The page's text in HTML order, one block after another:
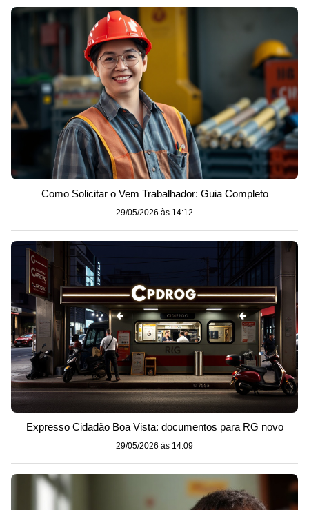
Como Solicitar o Vem Trabalhador: Guia Completo
29/05/2026 às 14:12
Expresso Cidadão Boa Vista: documentos para RG novo
29/05/2026 às 14:09